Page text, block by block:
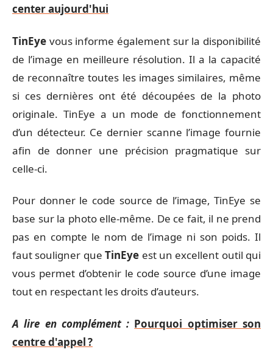
center aujourd'hui
TinEye vous informe également sur la disponibilité
de l’image en meilleure résolution. Il a la capacité
de reconnaître toutes les images similaires, même
si ces dernières ont été découpées de la photo
originale. TinEye a un mode de fonctionnement
d’un détecteur. Ce dernier scanne l’image fournie
afin de donner une précision pragmatique sur
celle-ci.
Pour donner le code source de l’image, TinEye se
base sur la photo elle-même. De ce fait, il ne prend
pas en compte le nom de l’image ni son poids. Il
faut souligner queTinEye est un excellent outil qui
vous permet d’obtenir le code source d’une image
tout en respectant les droits d’auteurs.
A lire en complément : Pourquoi optimiser son
centre d'appel ?